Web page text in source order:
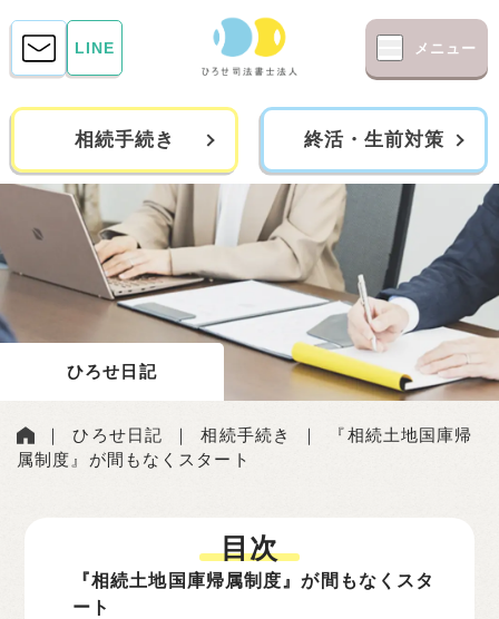
LINE メニュー
相続手続き 終活・生前対策
ひろせ日記
｜ひろせ日記 ｜相続手続き ｜
『相続土地国庫帰
属制度』が間もなくスタート
目次
『相続土地国庫帰属制度』が間もなくスタ
ート